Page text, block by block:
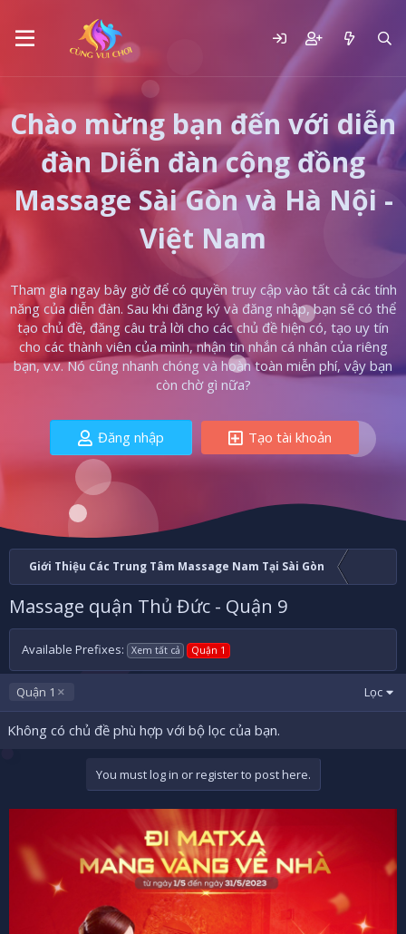
Chào mừng bạn đến với diễn
đàn Diễn đàn cộng đồng
Massage Sài Gòn và Hà Nội -
Việt Nam
Tham gia ngay bây giờ để có quyền truy cập vào tất cả các tính
năng của diễn đàn. Sau khi đăng ký và đăng nhập, bạn sẽ có thể
tạo chủ đề, đăng câu trả lời cho các chủ đề hiện có, tạo uy tín
cho các thành viên của mình, nhận tin nhắn cá nhân của riêng
bạn, v.v. Nó cũng nhanh chóng và hoàn toàn miễn phí, vậy bạn
còn chờ gì nữa?
Đăng nhập Tạo tài khoản
Giới Thiệu Các Trung Tâm Massage Nam Tại Sài Gòn
Massage quận Thủ Đức - Quận 9
Available Prefixes: Xem tất cả Quận 1
Quận 1 Lọc
Không có chủ đề phù hợp với bộ lọc của bạn.
You must log in or register to post here.